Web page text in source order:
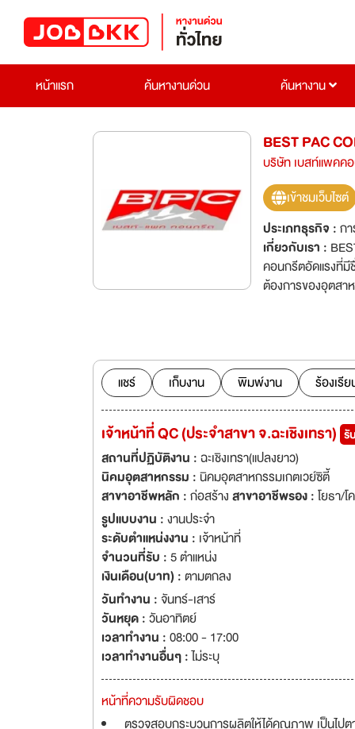
หน้าแรก ค้นหางานด่วน ค้นหางาน
BEST PAC
บริษัท เบสท์แพคค
เข้าชมเว็บไซต์
ประเภทธุรกิจ :ก
เกี่ยวกับเรา :
คอนกรีตอัดแรงที่มี
ต้องการของอุตสา
ISO9001-2015 ซึ่
แชร์
เก็บงาน พิมพ์งาน ร้องเรี
เจ้าหน้าที่ QC (ประจำสาขา จ.ฉะเชิงเทรา) รั
สถานที่ปฏิบัติงาน :ฉะเชิงเทรา(แปลงยาว)
นิคมอุตสาหกรรม :นิคมอุตสาหกรรมเกตเวย์ซิตี้
สาขาอาชีพหลัก :ก่อสร้างสาขาอาชีพรอง :โยธา/โ
รูปแบบงาน :งานประจำ
ระดับตำแหน่งงาน : เจ้าหน้าที่
จำนวนที่รับ :5 ตำแหน่ง
เงินเดือน(บาท) :ตามตกลง
วันทำงาน : จันทร์-เสาร์
วันหยุด :วันอาทิตย์
เวลาทำงาน :08:00 - 17:00
เวลาทำงานอื่นๆ :ไม่ระบุ
หน้าที่ความรับผิดชอบ
ตรวจสอบกระบวนการผลิตให้ได้คุณภาพ เป็นไป